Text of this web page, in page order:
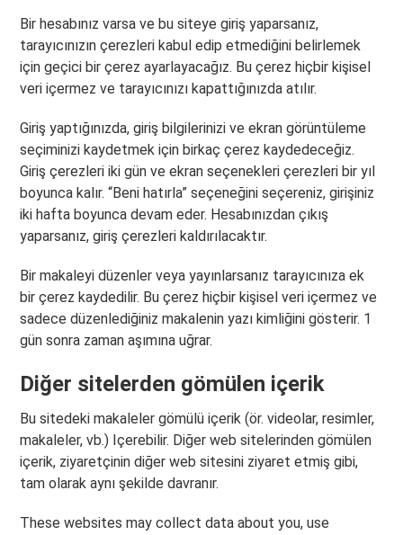
Bir hesabınız varsa ve bu siteye giriş yaparsanız,
tarayıcınızın çerezleri kabul edip etmediğini belirlemek
için geçici bir çerez ayarlayacağız. Bu çerez hiçbir kişisel
veri içermez ve tarayıcınızı kapattığınızda atılır.
Giriş yaptığınızda, giriş bilgilerinizi ve ekran görüntüleme
seçiminizi kaydetmek için birkaç çerez kaydedeceğiz.
Giriş çerezleri iki gün ve ekran seçenekleri çerezleri bir yıl
boyunca kalır. “Beni hatırla” seçeneğini seçereniz, girişiniz
iki hafta boyunca devam eder. Hesabınızdan çıkış
yaparsanız, giriş çerezleri kaldırılacaktır.
Bir makaleyi düzenler veya yayınlarsanız tarayıcınıza ek
bir çerez kaydedilir. Bu çerez hiçbir kişisel veri içermez ve
sadece düzenlediğiniz makalenin yazı kimliğini gösterir. 1
gün sonra zaman aşımına uğrar.
Diğer sitelerden gömülen içerik
Bu sitedeki makaleler gömülü içerik (ör. videolar, resimler,
makaleler, vb.) Içerebilir. Diğer web sitelerinden gömülen
içerik, ziyaretçinin diğer web sitesini ziyaret etmiş gibi,
tam olarak aynı şekilde davranır.
These websites may collect data about you, use